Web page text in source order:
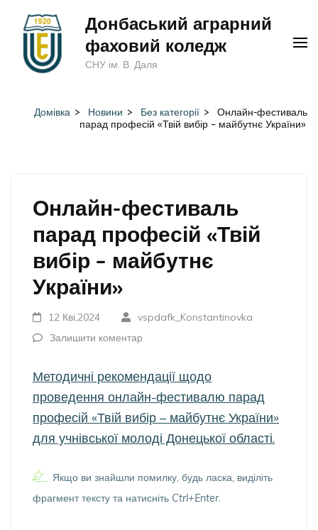
(натисніть
Донбаський аграрний
фаховий коледж
СНУ ім. В. Даля
Домівка > Новини > Без категорії >
Онлайн-фестиваль
парад професій «Твій вибір – майбутнє України»
Онлайн-фестиваль
парад професій «Твій
вибір – майбутнє
України»
12 Кві,2024
vspdafk_Konstantinovka
Залишити коментар
Методичні рекомендації щодо
проведення онлайн-фестивалю парад
професій «Твій вибір – майбутнє України»
для учнівської молоді Донецької області.
Якщо ви знайшли помилку, будь ласка, виділіть
фрагмент тексту та натисніть Ctrl+Enter.